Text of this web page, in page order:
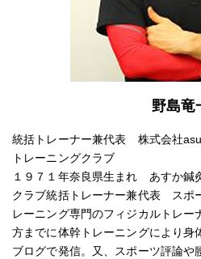
野島竜
統括トレーナー兼代表 株式会社
トレーニングクラブ
１９７１年奈良県生まれ あすか鍼
クラブ統括トレーナー兼代表 スポ
レーニング専門のフィジカルトレー
方までに体幹トレーニングにより身
ブログで発信。又、スポーツ評論や